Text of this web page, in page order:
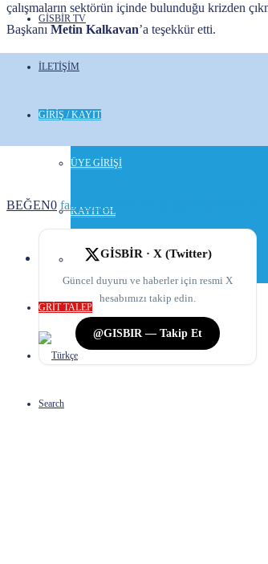
GİSBİR TV
İLETİŞİM
GİRİŞ / KAYIT
ÜYE GİRİŞİ
KAYIT OL
STAJ BAŞVURU SİSTEMİ
GRİT TALEP
Search
çalışmaların sektörün içinde bulunduğu krizden
Başkanı Metin Kalkavan’a teşekkür etti.
BEĞEN0 facebookPAYLAŞ
GİSBİR · X (Twitter)
Güncel duyuru ve haberler için resmi X
hesabımızı takip edin.
@GISBIR — Takip Et